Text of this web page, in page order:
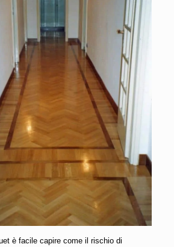
è facile capire come il rischio di